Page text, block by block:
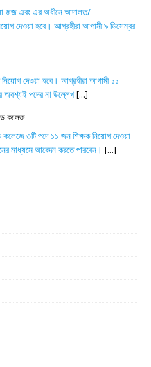
জজ এবং এর অধীনে আদালত/
দেওয়া হবে। আগ্রহীরা আগামী ৯ ডিসেম্বর
নিয়োগ দেওয়া হবে। আগ্রহীরা আগামী ১১
অবশ্যই পদের না উল্লেখ[...]
কলেজ
কলেজে ৩টি পদে ১১ জন শিক্ষক নিয়োগ দেওয়া
মাধ্যমে আবেদন করতে পারবেন। [...]